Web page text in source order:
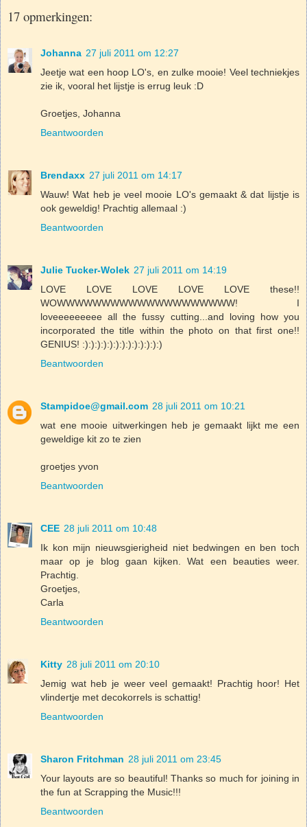
17 opmerkingen:
Johanna 27 juli 2011 om 12:27
Jeetje wat een hoop LO's, en zulke mooie! Veel techniekjes
zie ik, vooral het lijstje is errug leuk :D
Groetjes, Johanna
Beantwoorden
Brendaxx 27 juli 2011 om 14:17
Wauw! Wat heb je veel mooie LO's gemaakt & dat lijstje is
ook geweldig! Prachtig allemaal :)
Beantwoorden
Julie Tucker-Wolek 27 juli 2011 om 14:19
LOVE LOVE LOVE LOVE LOVE these!!
WOWWWWWWWWWWWWWWWWWWWW! I
loveeeeeeeee all the fussy cutting...and loving how you
incorporated the title within the photo on that first one!!
GENIUS! :):):):):):):):):):):):):)
Beantwoorden
Stampidoe@gmail.com 28 juli 2011 om 10:21
wat ene mooie uitwerkingen heb je gemaakt lijkt me een
geweldige kit zo te zien
groetjes yvon
Beantwoorden
CEE 28 juli 2011 om 10:48
Ik kon mijn nieuwsgierigheid niet bedwingen en ben toch
maar op je blog gaan kijken. Wat een beauties weer.
Prachtig.
Groetjes,
Carla
Beantwoorden
Kitty 28 juli 2011 om 20:10
Jemig wat heb je weer veel gemaakt! Prachtig hoor! Het
vlindertje met decokorrels is schattig!
Beantwoorden
Sharon Fritchman 28 juli 2011 om 23:45
Your layouts are so beautiful! Thanks so much for joining in
the fun at Scrapping the Music!!!
Beantwoorden